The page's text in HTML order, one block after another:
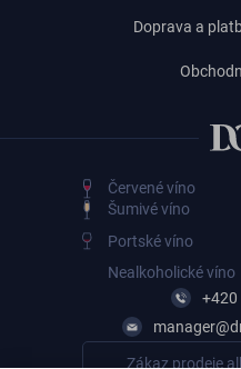
Doprava a
Červené víno
Šumivé víno
Portské víno
Nealkoholické víno
+420
Zákaz prodeje